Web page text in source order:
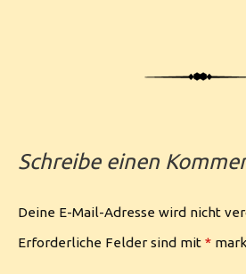
Schreibe einen
Deine E-Mail-Adresse wird nicht
Erforderliche Felder sind mit *